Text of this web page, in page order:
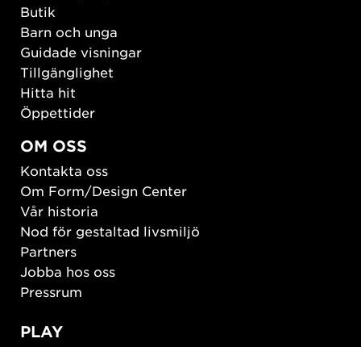
Butik
Barn och unga
Guidade visningar
Tillgänglighet
Hitta hit
Öppettider
OM OSS
Kontakta oss
Om Form/Design Center
Vår historia
Nod för gestaltad livsmiljö
Partners
Jobba hos oss
Pressrum
PLAY